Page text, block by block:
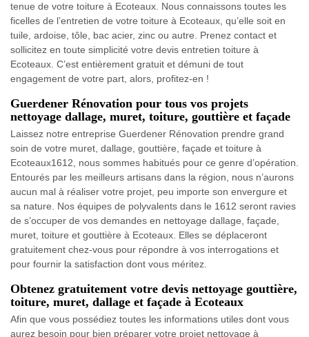
tenue de votre toiture à Ecoteaux. Nous connaissons toutes les
ficelles de l’entretien de votre toiture à Ecoteaux, qu’elle soit en
tuile, ardoise, tôle, bac acier, zinc ou autre. Prenez contact et
sollicitez en toute simplicité votre devis entretien toiture à
Ecoteaux. C’est entièrement gratuit et démuni de tout
engagement de votre part, alors, profitez-en !
Guerdener Rénovation pour tous vos projets
nettoyage dallage, muret, toiture, gouttière et façade
Laissez notre entreprise Guerdener Rénovation prendre grand
soin de votre muret, dallage, gouttière, façade et toiture à
Ecoteaux1612, nous sommes habitués pour ce genre d’opération.
Entourés par les meilleurs artisans dans la région, nous n’aurons
aucun mal à réaliser votre projet, peu importe son envergure et
sa nature. Nos équipes de polyvalents dans le 1612 seront ravies
de s’occuper de vos demandes en nettoyage dallage, façade,
muret, toiture et gouttière à Ecoteaux. Elles se déplaceront
gratuitement chez-vous pour répondre à vos interrogations et
pour fournir la satisfaction dont vous méritez.
Obtenez gratuitement votre devis nettoyage gouttière,
toiture, muret, dallage et façade à Ecoteaux
Afin que vous possédiez toutes les informations utiles dont vous
aurez besoin pour bien préparer votre projet nettoyage à